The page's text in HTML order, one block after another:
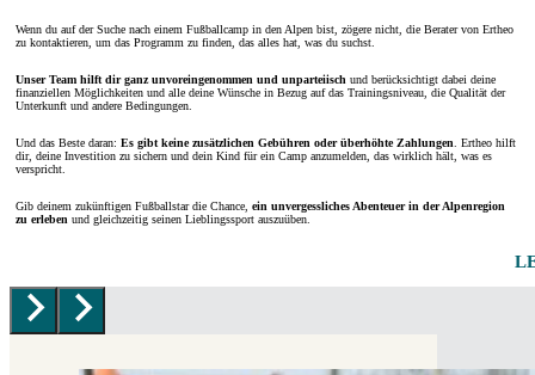
Wenn du auf der Suche nach einem Fußballcamp in den Alpen bist, zögere nicht, die Berater von Ertheo
zu kontaktieren, um das Programm zu finden, das alles hat, was du suchst.
Unser Team hilft dir ganz unvoreingenommen und unparteiisch und berücksichtigt dabei deine
finanziellen Möglichkeiten und alle deine Wünsche in Bezug auf das Trainingsniveau, die Qualität der
Unterkunft und andere Bedingungen.
Und das Beste daran: Es gibt keine zusätzlichen Gebühren oder überhöhte Zahlungen . Ertheo hilft
dir, deine Investition zu sichern und dein Kind für ein Camp anzumelden, das wirklich hält, was es
verspricht.
Gib deinem zukünftigen Fußballstar die Chance, ein unvergessliches Abenteuer in der Alpenregion
zu erleben und gleichzeitig seinen Lieblingssport auszuüben.